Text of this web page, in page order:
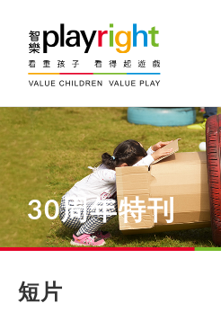
content
30周年特刊
短片